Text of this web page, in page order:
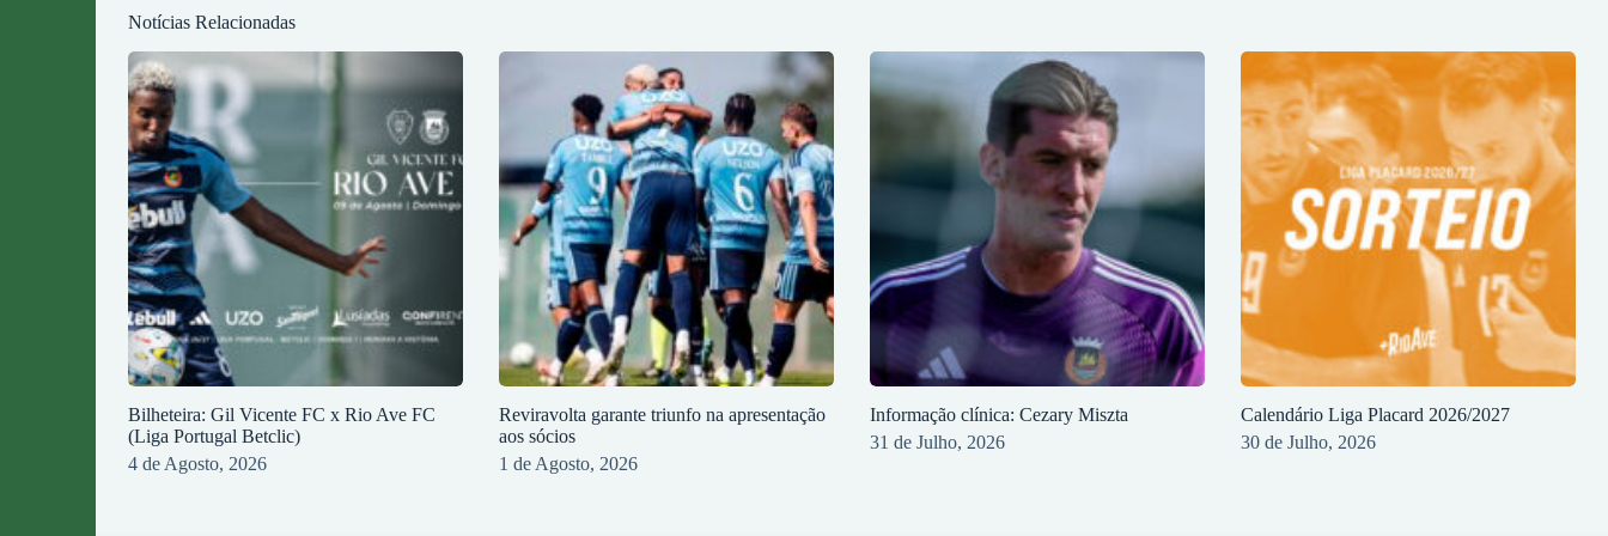
Notícias Relacionadas
Bilheteira: Gil Vicente FC x Rio Ave FC
(Liga Portugal Betclic)
4 de Agosto, 2026
Reviravolta garante triunfo na apresentação
aos sócios
1 de Agosto, 2026
Informação clínica: Cezary Miszta
31 de Julho, 2026
Calendário Liga Placard 2026/2027
30 de Julho, 2026